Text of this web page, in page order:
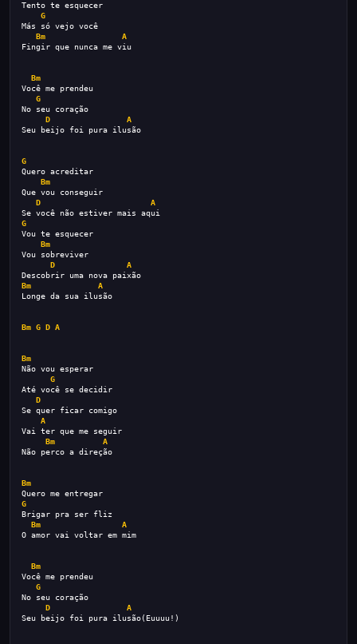
Tento te esquecer
G
Más só vejo você
Bm
A
Fingir que nunca me viu
Bm
Você me prendeu
G
No seu coração
D
A
Seu beijo foi pura ilusão
G
Quero acreditar
Bm
Que vou conseguir
D
A
Se você não estiver mais aqui
G
Vou te esquecer
Bm
Vou sobreviver
D
A
Descobrir uma nova paixão
Bm
A
Longe da sua ilusão
Bm G D A
Bm
Não vou esperar
G
Até você se decidir
D
Se quer ficar comigo
A
Vai ter que me seguir
Bm
A
Não perco a direção
Bm
Quero me entregar
G
Brigar pra ser fliz
Bm
A
O amor vai voltar em mim
Bm
Você me prendeu
G
No seu coração
D
A
Seu beijo foi pura ilusão(Euuuu!)